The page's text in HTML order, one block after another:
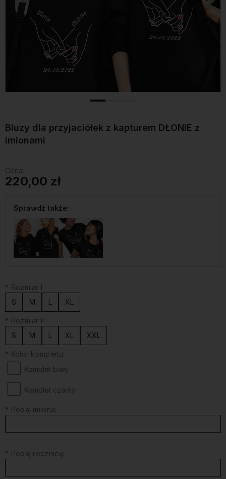
Bluzy dla przyjaciółek z kapturem DŁONIE z
imionami
Cena:
220,00 zł
Sprawdź także:
* Rozmiar I:
S
M L XL
* Rozmiar II:
S
M L XL XXL
* Kolor kompletu:
Komplet biały
Komplet czarny
* Podaj imiona:
* Podaj rocznicę: